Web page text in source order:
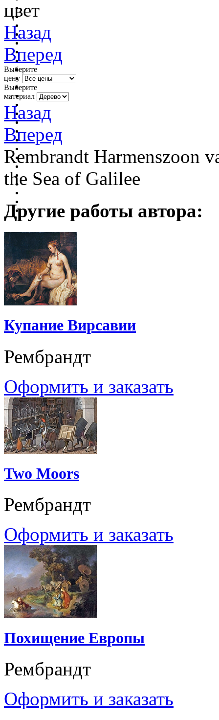
цвет
Назад
Вперед
Выберите
цену
Выберите
материал
Назад
Вперед
Rembrandt Harmenszoon
the Sea of Galilee
Другие работы автора:
Купание Вирсавии
Рембрандт
Оформить и заказать
Two Moors
Рембрандт
Оформить и заказать
Похищение Европы
Рембрандт
Оформить и заказать